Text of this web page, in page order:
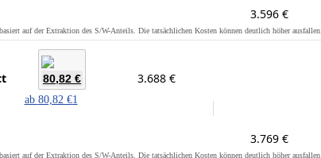
3.596 €
auf der Extraktion des S/W-Anteils. Die tatsächlichen Kosten können deutlich höher ausfallen.
80,82 €
ab 80,82 €1
3.688 €
3.769 €
auf der Extraktion des S/W-Anteils. Die tatsächlichen Kosten können deutlich höher ausfallen.